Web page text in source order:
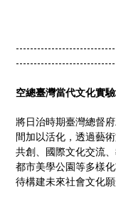
空總臺灣當代文化實
將日治時期臺灣總督
間加以活化，透過藝
共創、國際文化交流
都市美學公園等多樣
待構建未來社會文化